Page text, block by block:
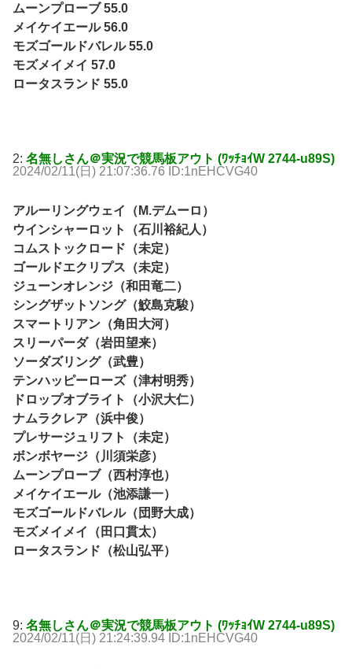
ムーンプローブ 55.0
メイケイエール 56.0
モズゴールドバレル 55.0
モズメイメイ 57.0
ロータスランド 55.0
2: 名無しさん＠実況で競馬板アウト (ﾜｯﾁｮｲW 2744-u89S)
2024/02/11(日) 21:07:36.76 ID:1nEHCVG40
アルーリングウェイ（M.デムーロ）
ウインシャーロット（石川裕紀人）
コムストックロード（未定）
ゴールドエクリプス（未定）
ジューンオレンジ（和田竜二）
シングザットソング（鮫島克駿）
スマートリアン（角田大河）
スリーパーダ（岩田望来）
ソーダズリング（武豊）
テンハッピーローズ（津村明秀）
ドロップオブライト（小沢大仁）
ナムラクレア（浜中俊）
プレサージュリフト（未定）
ボンボヤージ（川須栄彦）
ムーンプローブ（西村淳也）
メイケイエール（池添謙一）
モズゴールドバレル（団野大成）
モズメイメイ（田口貫太）
ロータスランド（松山弘平）
9: 名無しさん＠実況で競馬板アウト (ﾜｯﾁｮｲW 2744-u89S)
2024/02/11(日) 21:24:39.94 ID:1nEHCVG40